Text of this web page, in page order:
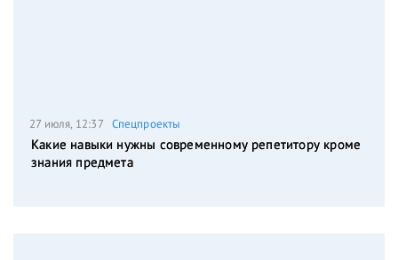
27 июля, 12:37 Спецпроекты
Какие навыки нужны современному репетитору кроме
знания предмета